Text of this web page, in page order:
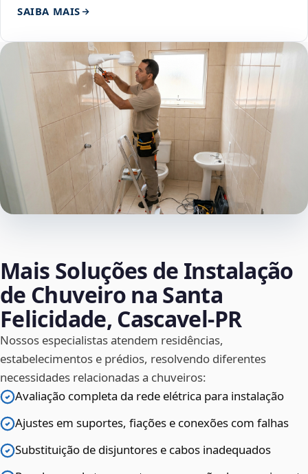
SAIBA MAIS
Mais Soluções de Instalação
de Chuveiro na Santa
Felicidade, Cascavel‑PR
Nossos especialistas atendem residências,
estabelecimentos e prédios, resolvendo diferentes
necessidades relacionadas a chuveiros:
Avaliação completa da rede elétrica para instalação
Ajustes em suportes, fiações e conexões com falhas
Substituição de disjuntores e cabos inadequados